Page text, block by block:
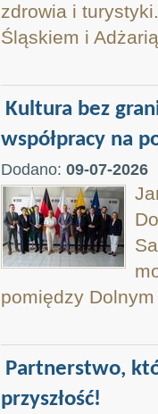
zdrowia i
Śląskiem i
Kultura bez
współpracy na
Dodano: 09-07-2026
pomiędzy
Partnerstwo,
przyszłość!